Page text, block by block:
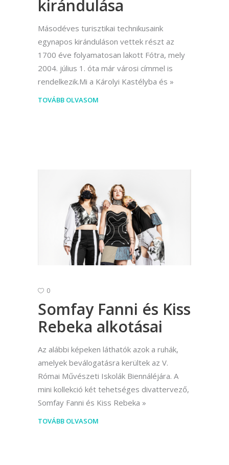
kirándulása
Másodéves turisztikai technikusaink
egynapos kiránduláson vettek részt az
1700 éve folyamatosan lakott Fótra, mely
2004. július 1. óta már városi címmel is
rendelkezik.Mi a Károlyi Kastélyba és
TOVÁBB OLVASOM
0
Somfay Fanni és Kiss
Rebeka alkotásai
Az alábbi képeken láthatók azok a ruhák,
amelyek beválogatásra kerültek az V.
Római Művészeti Iskolák Biennáléjára. A
mini kollekció két tehetséges divattervező,
Somfay Fanni és Kiss Rebeka
TOVÁBB OLVASOM